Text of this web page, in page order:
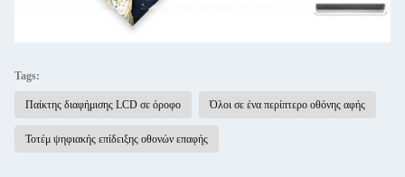
Tags:
Παίκτης διαφήμισης LCD σε όροφο Όλοι σε ένα περίπτερο οθόνης αφής
Τοτέμ ψηφιακής επίδειξης οθονών επαφής